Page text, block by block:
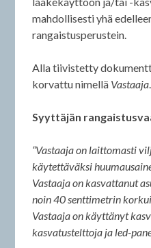
mahdollisesti yhä
rangaistusperustein.
Alla tiivistetty
korvattu nimellä Vastaaja.
Syyttäjän
“Vastaaja on laittomasti
käytettäväksi
Vastaaja on kasvattanut
noin 40 senttimetrin
Vastaaja on käyttänyt
kasvatustelttoja ja led-